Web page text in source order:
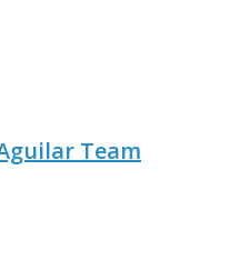
Team